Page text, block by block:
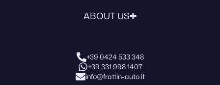
ABOUT US
+39 0424 533 348
+39 331 998 1407
info@frattin-auto.it